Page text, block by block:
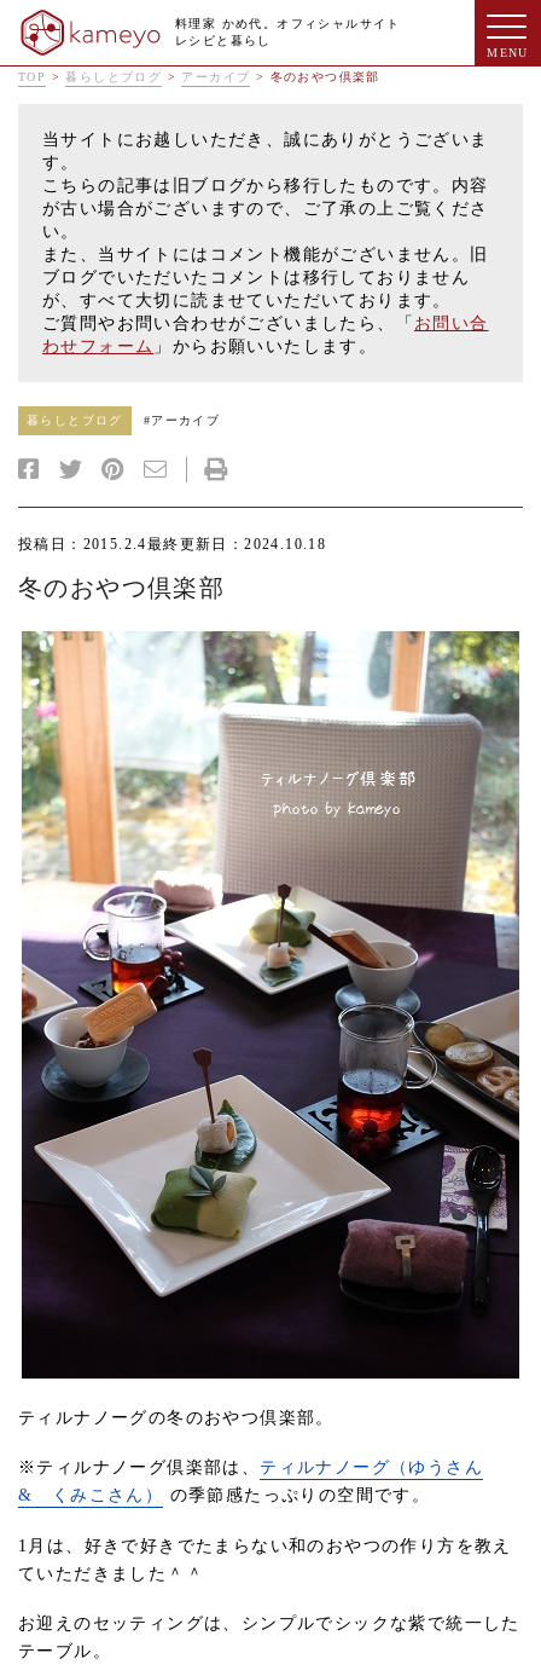
料理家 かめ代。オフィシャルサイト
レシピと暮らし
TOP > 暮らしとブログ > アーカイブ > 冬のおやつ倶楽部
当サイトにお越しいただき、誠にありがとうございま
す。
こちらの記事は旧ブログから移行したものです。内容
が古い場合がございますので、ご了承の上ご覧くださ
い。
また、当サイトにはコメント機能がございません。旧
ブログでいただいたコメントは移行しておりません
が、すべて大切に読ませていただいております。
ご質問やお問い合わせがございましたら、「 お問い合
わせフォーム 」からお願いいたします。
暮らしとブログ #アーカイブ
投稿日：2015.2.4最終更新日：2024.10.18
冬のおやつ倶楽部
ティルナノーグの冬のおやつ倶楽部。
※ティルナノーグ倶楽部は、 ティルナノーグ（ゆうさん
& くみこさん）
の季節感たっぷりの空間です。
1月は、好きで好きでたまらない和のおやつの作り方を教え
ていただきました＾＾
お迎えのセッティングは、シンプルでシックな紫で統一した
テーブル。